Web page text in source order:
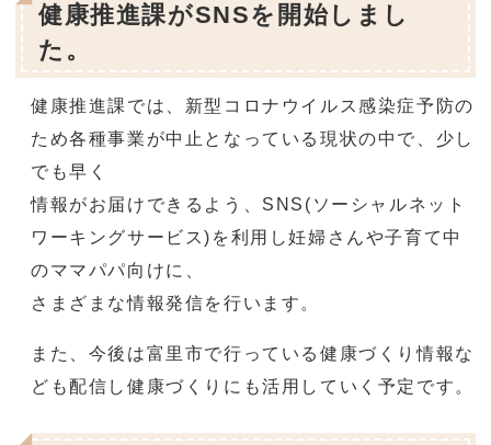
健康推進課がSNSを開始しまし
た。
健康推進課では、新型コロナウイルス感染症予防の
ため各種事業が中止となっている現状の中で、少し
でも早く
情報がお届けできるよう、SNS(ソーシャルネット
ワーキングサービス)を利用し妊婦さんや子育て中
のママパパ向けに、
さまざまな情報発信を行います。
また、今後は富里市で行っている健康づくり情報な
ども配信し健康づくりにも活用していく予定です。